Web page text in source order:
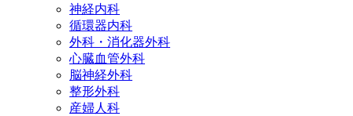
神経内科
循環器内科
外科・消化器外科
心臓血管外科
脳神経外科
整形外科
産婦人科